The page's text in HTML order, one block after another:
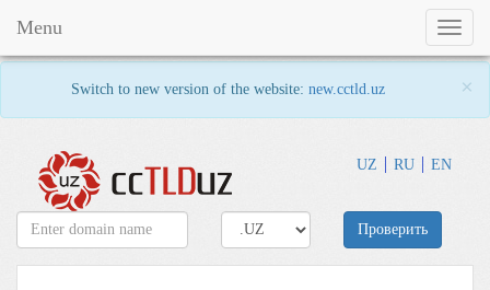
Switch to new version of the website: new.cctld.uz ×
UZ RU EN
Toggle
Menu
Проверить